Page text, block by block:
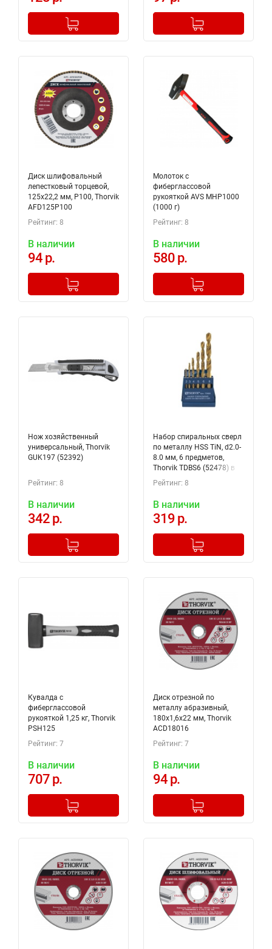
+
Добавлено в корзину +
Добавлено в корзину
Диск шлифовальный
лепестковый торцевой,
125х22,2 мм, Р100, Thorvik
AFD125P100
Рейтинг: 8
В наличии
94 р.
+
Добавлено в корзину
Молоток с
фиберглассовой
рукояткой AVS MHP1000
(1000 г)
Рейтинг: 8
В наличии
580 р.
+
Добавлено в корзину
Нож хозяйственный
универсальный, Thorvik
GUK197 (52392)
Рейтинг: 8
В наличии
342 р.
+
Добавлено в корзину
Набор спиральных сверл
по металлу HSS TiN, d2.0-
8.0 мм, 6 предметов,
Thorvik TDBS6 (52478) в
пластиковом кейсе
Рейтинг: 8
В наличии
319 р.
+
Добавлено в корзину
Кувалда с
фиберглассовой
рукояткой 1,25 кг, Thorvik
PSH125
Рейтинг: 7
В наличии
707 р.
+
Добавлено в корзину
Диск отрезной по
металлу абразивный,
180х1,6х22 мм, Thorvik
ACD18016
Рейтинг: 7
В наличии
94 р.
+
Добавлено в корзину